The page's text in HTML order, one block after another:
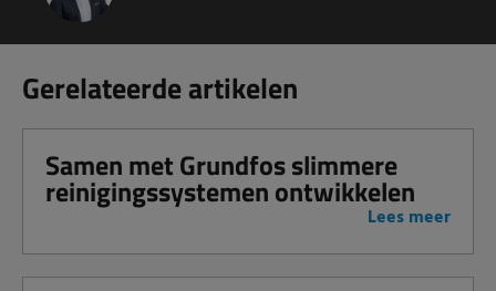
Gerelateerde artikelen
Samen met Grundfos slimmere
reinigingssystemen ontwikkelen
Lees meer